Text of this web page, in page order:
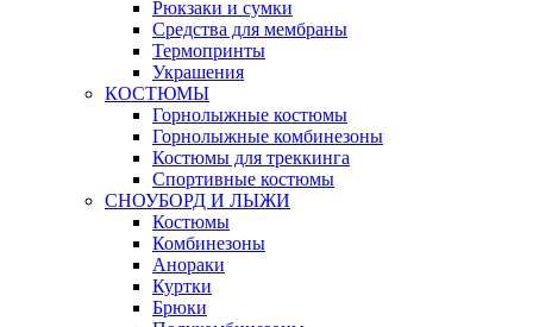
Рюкзаки и сумки
Средства для мембраны
Термопринты
Украшения
КОСТЮМЫ
Горнолыжные костюмы
Горнолыжные комбинезоны
Костюмы для треккинга
Спортивные костюмы
СНОУБОРД И ЛЫЖИ
Костюмы
Комбинезоны
Анораки
Куртки
Брюки